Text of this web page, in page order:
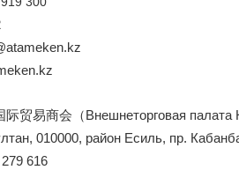
际贸易商会 （Внешнеторговая палата
010000, район Есиль, пр.
616